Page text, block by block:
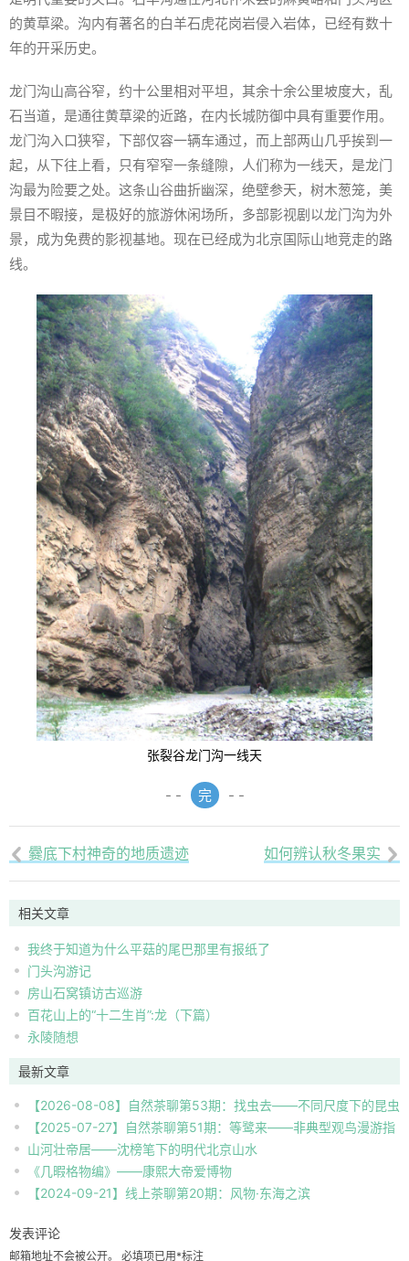
的黄草梁。沟内有著名的白羊石虎花岗岩侵入岩体，已经有数十
年的开采历史。
龙门沟山高谷窄，约十公里相对平坦，其余十余公里坡度大，乱
石当道，是通往黄草梁的近路，在内长城防御中具有重要作用。
龙门沟入口狭窄，下部仅容一辆车通过，而上部两山几乎挨到一
起，从下往上看，只有窄窄一条缝隙，人们称为一线天，是龙门
沟最为险要之处。这条山谷曲折幽深，绝壁参天，树木葱笼，美
景目不暇接，是极好的旅游休闲场所，多部影视剧以龙门沟为外
景，成为免费的影视基地。现在已经成为北京国际山地竞走的路
线。
张裂谷龙门沟一线天
- - 完 - -
 爨底下村神奇的地质遗迹 如何辨认秋冬果实 
相关文章
我终于知道为什么平菇的尾巴那里有报纸了
门头沟游记
房山石窝镇访古巡游
百花山上的“十二生肖”:龙（下篇）
永陵随想
最新文章
【2026-08-08】自然茶聊第53期：找虫去——不同尺度下的昆虫
自然观察
【2025-07-27】自然茶聊第51期：等鹭来——非典型观鸟漫游指
南
山河壮帝居——沈榜笔下的明代北京山水
《几暇格物编》——康熙大帝爱博物
【2024-09-21】线上茶聊第20期：风物·东海之滨
发表评论
邮箱地址不会被公开。 必填项已用*标注